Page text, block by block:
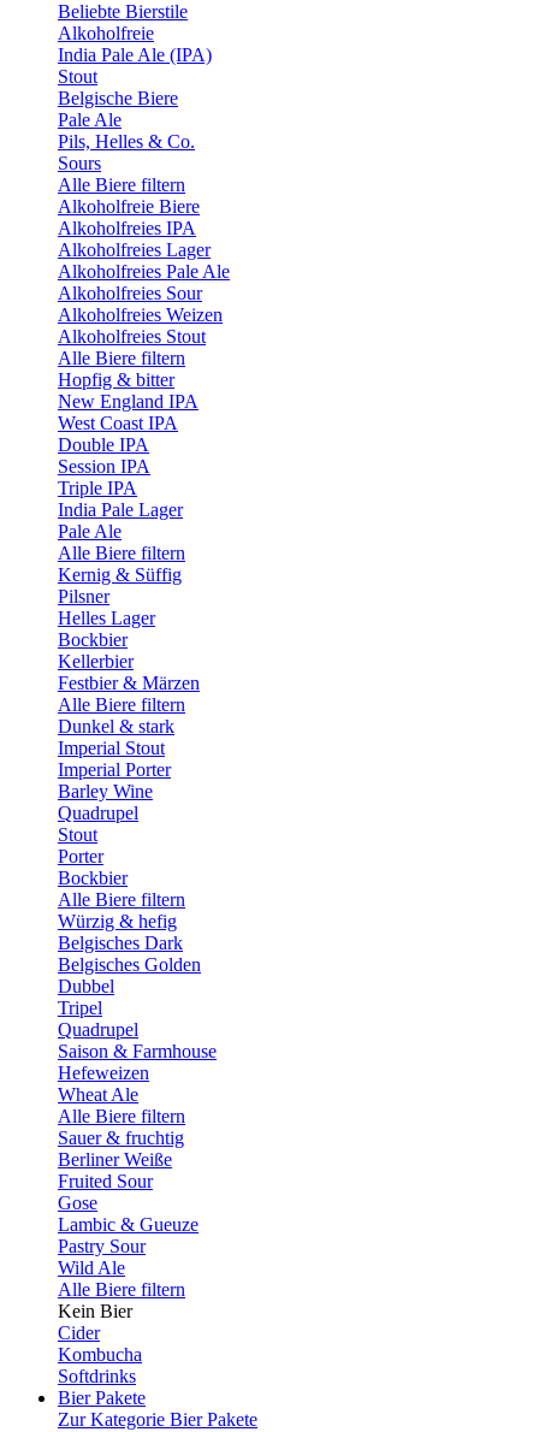
Beliebte Bierstile
Alkoholfreie
India Pale Ale (IPA)
Stout
Belgische Biere
Pale Ale
Pils, Helles & Co.
Sours
Alle Biere filtern
Alkoholfreie Biere
Alkoholfreies IPA
Alkoholfreies Lager
Alkoholfreies Pale Ale
Alkoholfreies Sour
Alkoholfreies Weizen
Alkoholfreies Stout
Alle Biere filtern
Hopfig & bitter
New England IPA
West Coast IPA
Double IPA
Session IPA
Triple IPA
India Pale Lager
Pale Ale
Alle Biere filtern
Kernig & Süffig
Pilsner
Helles Lager
Bockbier
Kellerbier
Festbier & Märzen
Alle Biere filtern
Dunkel & stark
Imperial Stout
Imperial Porter
Barley Wine
Quadrupel
Stout
Porter
Bockbier
Alle Biere filtern
Würzig & hefig
Belgisches Dark
Belgisches Golden
Dubbel
Tripel
Quadrupel
Saison & Farmhouse
Hefeweizen
Wheat Ale
Alle Biere filtern
Sauer & fruchtig
Berliner Weiße
Fruited Sour
Gose
Lambic & Gueuze
Pastry Sour
Wild Ale
Alle Biere filtern
Kein Bier
Cider
Kombucha
Softdrinks
Bier Pakete
Zur Kategorie Bier Pakete